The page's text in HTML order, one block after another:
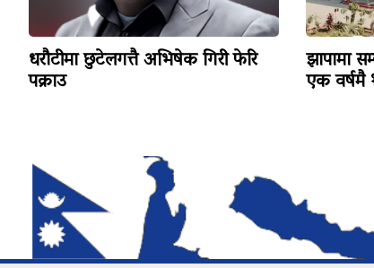
धरौटीमा छुटेलगत्तै अभिषेक गिरी फेरि
पक्राउ
झापामा
एक वर्षमै